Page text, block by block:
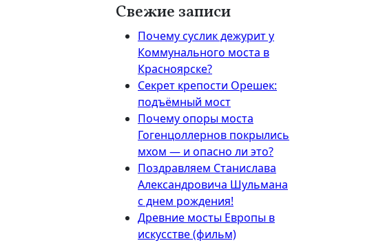
Свежие записи
Почему суслик дежурит у
Коммунального моста в
Красноярске?
Секрет крепости Орешек:
подъёмный мост
Почему опоры моста
Гогенцоллернов покрылись
мхом — и опасно ли это?
Поздравляем Станислава
Александровича Шульмана
с днем рождения!
Древние мосты Европы в
искусстве (фильм)